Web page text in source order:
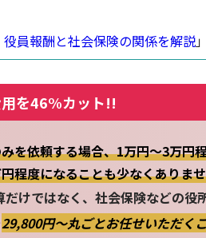
員報酬と社会保険の関係を解説」
を46%カット!!
を依頼する場合、1万円～3万円
程度になることも少なくありま
けではなく、社会保険などの役
29,800円〜丸ごとお任せいただく